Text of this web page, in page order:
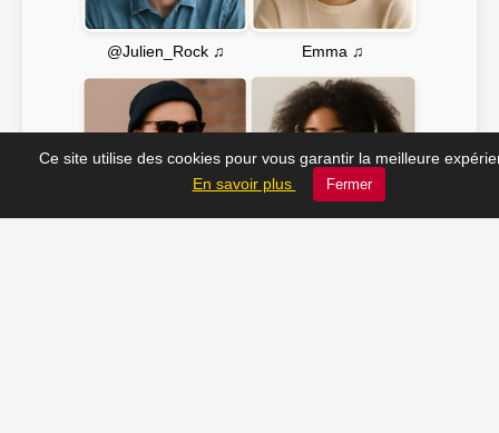
@Julien_Rock ♫ Emma ♫
Ce site utilise des cookies pour vous garantir la meilleure
En savoir plus
Fermer